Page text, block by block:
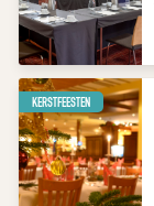
KERSTFEESTEN